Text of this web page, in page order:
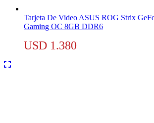
Tarjeta De Video ASUS ROG Strix
Gaming OC 8GB DDR6
USD 1.380